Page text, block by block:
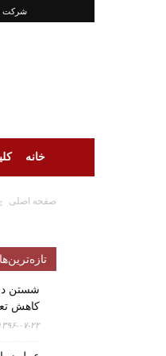
شرکت
سلامتی
سیب
خانه
صفحه اصلی
تازه‌ترین‌ها
شستن
کاهش
۱۳۹۶-۰۷-۲۲